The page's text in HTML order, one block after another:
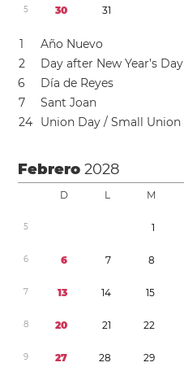
5 30 31
1
Año Nuevo
2
Day after New Year’s Day
6
Día de Reyes
7
Sant Joan
24 Union Day / Small Union
Febrero2028
D L M
5 1
6 6 7 8
7 13 14 15
8 20 21 22
9 27 28 29